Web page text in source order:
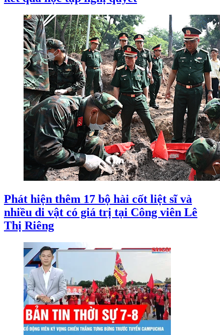
Phát hiện thêm 17 bộ hài cốt liệt sĩ và
nhiều di vật có giá trị tại Công viên Lê
Thị Riêng